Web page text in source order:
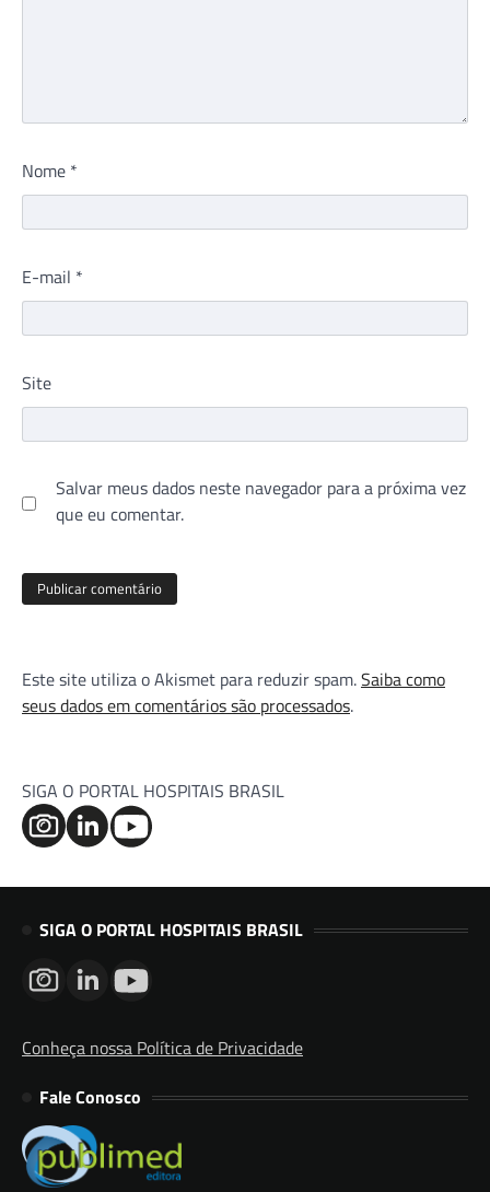
Nome *
E-mail *
Site
Salvar meus dados neste navegador para a próxima vez
que eu comentar.
Este site utiliza o Akismet para reduzir spam.Saiba como
seus dados em comentários são processados.
SIGA O PORTAL HOSPITAIS BRASIL
SIGA O PORTAL HOSPITAIS BRASIL
Conheça nossa Política de Privacidade
Fale Conosco